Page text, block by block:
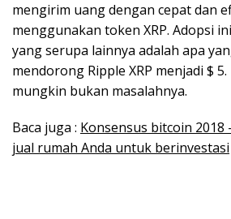
mengirim uang dengan cepat dan
menggunakan token XRP. Adopsi
yang serupa lainnya adalah apa
mendorong Ripple XRP menjadi $
mungkin bukan masalahnya.
Baca juga : Konsensus bitcoin 2018
jual rumah Anda untuk berinvestasi